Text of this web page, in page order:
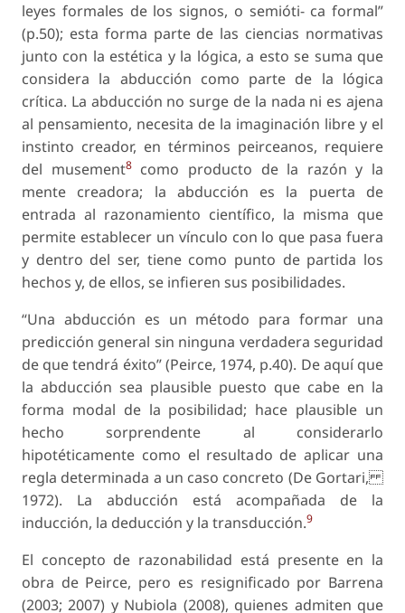
leyes formales de los signos, o semióti- ca formal”
(p.50); esta forma parte de las ciencias normativas
junto con la estética y la lógica, a esto se suma que
considera la abducción como parte de la lógica
crítica. La abducción no surge de la nada ni es ajena
al pensamiento, necesita de la imaginación libre y el
instinto creador, en términos peirceanos, requiere
del musement8como producto de la razón y la
mente creadora; la abducción es la puerta de
entrada al razonamiento científico, la misma que
permite establecer un vínculo con lo que pasa fuera
y dentro del ser, tiene como punto de partida los
hechos y, de ellos, se infieren sus posibilidades.
“Una abducción es un método para formar una
predicción general sin ninguna verdadera seguridad
de que tendrá éxito” (Peirce, 1974, p.40). De aquí que
la abducción sea plausible puesto que cabe en la
forma modal de la posibilidad; hace plausible un
hecho sorprendente al considerarlo
hipotéticamente como el resultado de aplicar una
regla determinada a un caso concreto (De Gortari,
1972). La abducción está acompañada de la
inducción, la deducción y la transducción.9
El concepto de razonabilidad está presente en la
obra de Peirce, pero es resignificado por Barrena
(2003; 2007) y Nubiola (2008), quienes admiten que